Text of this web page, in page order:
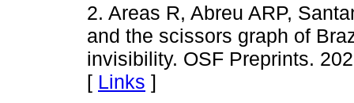
2. Areas R, Abreu ARP,
and the scissors graph of
invisibility. OSF Preprints.
[ Links ]